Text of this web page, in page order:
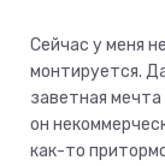
Сейчас у меня
монтируется.
заветная
он
как-то